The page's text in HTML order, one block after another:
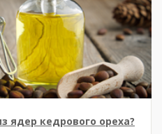
ядер кедрового ореха?